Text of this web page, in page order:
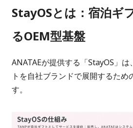
StayOSとは：宿泊ギ
るOEM型基盤
ANATAEが提供する「StayOS」
トを自社ブランドで展開するため
す。